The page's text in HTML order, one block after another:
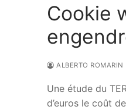
Cookie
ALBERTO ROMARIN
Une étude du
d’euros le coût